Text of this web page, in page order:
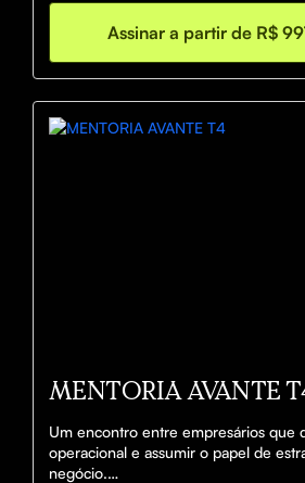
Assinar a partir de R$
MENTORIA AVANTE
Um encontro entre empresários que
operacional e assumir o papel de
negócio.